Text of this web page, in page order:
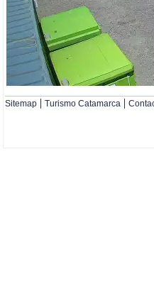
Sitemap | Turismo Catamarca |